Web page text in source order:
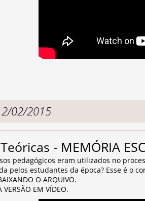
02/2015
- MEMÓRIA
pedagógicos eram utilizados no
pelos estudantes da época? Esse é o
O ARQUIVO.
VERSÃO EM VÍDEO.